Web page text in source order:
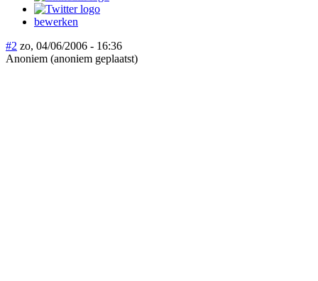
bewerken
#2 zo, 04/06/2006 - 16:36
Anoniem (anoniem geplaatst)